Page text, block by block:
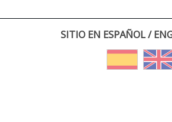
SITIO EN ESPAÑOL /